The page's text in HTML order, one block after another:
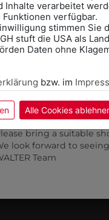
&
verarbeitet
verfügbar.
stimmen Sie
stuft die USA als
Daten ohne
bzw. im
Alle Cookies
nehmen Sie eine
Ihren Einkauf mit.
freuen uns - Das
school.
icon.
an appointment,
bring a suitable
look forward to
Team